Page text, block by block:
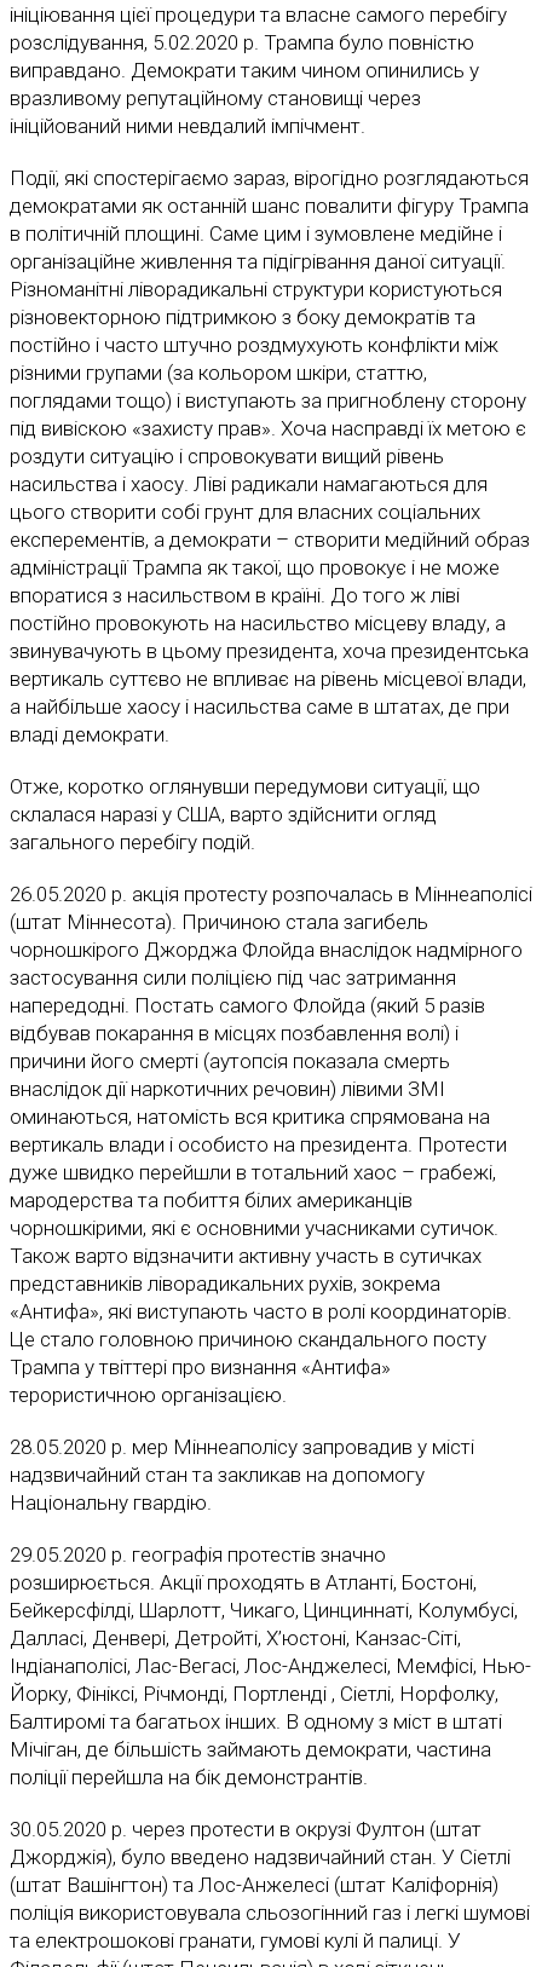
ініціювання цієї процедури та власне самого перебігу
розслідування, 5.02.2020 р. Трампа було повністю
виправдано. Демократи таким чином опинились у
вразливому репутаційному становищі через
ініційований ними невдалий імпічмент.
Події, які спостерігаємо зараз, вірогідно розглядаються
демократами як останній шанс повалити фігуру Трампа
в політичній площині. Саме цим і зумовлене медійне і
організаційне живлення та підігрівання даної ситуації.
Різноманітні ліворадикальні структури користуються
різновекторною підтримкою з боку демократів та
постійно і часто штучно роздмухують конфлікти між
різними групами (за кольором шкіри, статтю,
поглядами тощо) і виступають за пригноблену сторону
під вивіскою «захисту прав». Хоча насправді їх метою є
роздути ситуацію і спровокувати вищий рівень
насильства і хаосу. Ліві радикали намагаються для
цього створити собі грунт для власних соціальних
експерементів, а демократи – створити медійний образ
адміністрації Трампа як такої, що провокує і не може
впоратися з насильством в країні. До того ж ліві
постійно провокують на насильство місцеву владу, а
звинувачують в цьому президента, хоча президентська
вертикаль суттєво не впливає на рівень місцевої влади,
а найбільше хаосу і насильства саме в штатах, де при
владі демократи.
Отже, коротко оглянувши передумови ситуації, що
склалася наразі у США, варто здійснити огляд
загального перебігу подій.
26.05.2020 р. акція протесту розпочалась в Міннеаполісі
(штат Міннесота). Причиною стала загибель
чорношкірого Джорджа Флойда внаслідок надмірного
застосування сили поліцією під час затримання
напередодні. Постать самого Флойда (який 5 разів
відбував покарання в місцях позбавлення волі) і
причини його смерті (аутопсія показала смерть
внаслідок дії наркотичних речовин) лівими ЗМІ
оминаються, натомість вся критика спрямована на
вертикаль влади і особисто на президента. Протести
дуже швидко перейшли в тотальний хаос – грабежі,
мародерства та побиття білих американців
чорношкірими, які є основними учасниками сутичок.
Також варто відзначити активну участь в сутичках
представників ліворадикальних рухів, зокрема
«Антифа», які виступають часто в ролі координаторів.
Це стало головною причиною скандального посту
Трампа у твіттері про визнання «Антифа»
терористичною організацією.
28.05.2020 р. мер Міннеаполісу запровадив у місті
надзвичайний стан та закликав на допомогу
Національну гвардію.
29.05.2020 р. географія протестів значно
розширюється. Акції проходять в Атланті, Бостоні,
Бейкерсфілді, Шарлотт, Чикаго, Цинциннаті, Колумбусі,
Далласі, Денвері, Детройті, Х’юстоні, Канзас-Сіті,
Індіанаполісі, Лас-Вегасі, Лос-Анджелесі, Мемфісі, Нью-
Йорку, Фініксі, Річмонді, Портленді , Сіетлі, Норфолку,
Балтиромі та багатьох інших. В одному з міст в штаті
Мічіган, де більшість займають демократи, частина
поліції перейшла на бік демонстрантів.
30.05.2020 р. через протести в окрузі Фултон (штат
Джорджія), було введено надзвичайний стан. У Сіетлі
(штат Вашінгтон) та Лос-Анжелесі (штат Каліфорнія)
поліція використовувала сльозогінний газ і легкі шумові
та електрошокові гранати, гумові кулі й палиці. У